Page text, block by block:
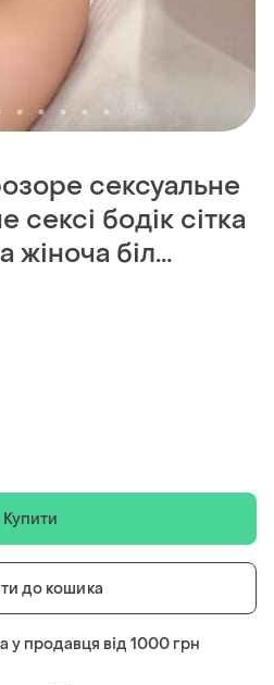
сексуальне
бодік сітка
жіноча біл...
Купити
до кошика
у продавця від 1000 грн